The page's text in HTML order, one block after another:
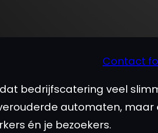
Contact
bedrijfscatering veel
automaten, maar
én je bezoekers.